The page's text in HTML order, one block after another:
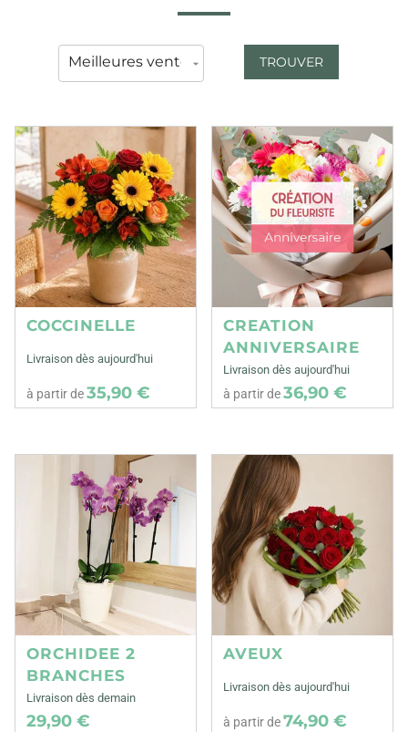
TROUVER
COCCINELLE
Livraison dès aujourd'hui
à partir de35,90 €
CREATION
ANNIVERSAIRE
Livraison dès aujourd'hui
à partir de36,90 €
ORCHIDEE 2
BRANCHES
Livraison dès demain
29,90 €
AVEUX
Livraison dès aujourd'hui
à partir de74,90 €